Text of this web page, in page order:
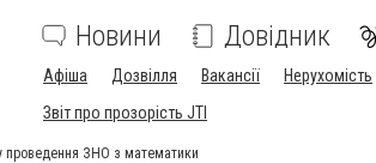
Новини Довідник
Афіша Дозвілля Вакансії Нерухомість
Звіт про прозорість JTI
проведення ЗНО з математики